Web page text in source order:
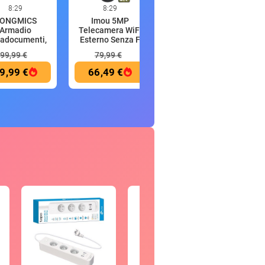
8:29
Armadio
99,99 €
€
8:29
Imou 5MP
Telecamera WiFi
Esterno Senza F
79,99 €
66,49 €